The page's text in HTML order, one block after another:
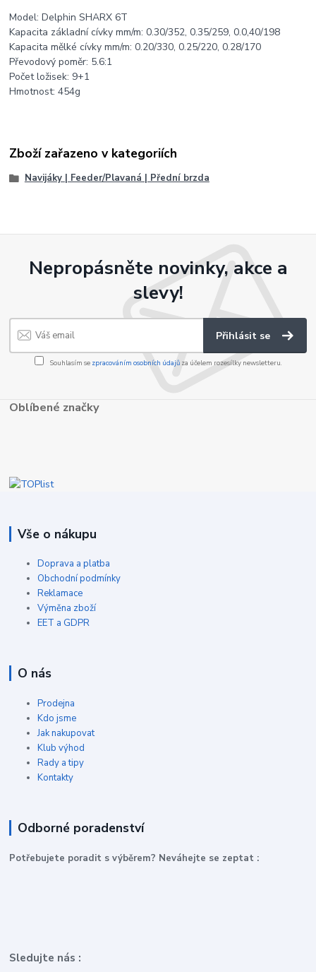
Model: Delphin SHARX 6T
Kapacita základní cívky mm/m: 0.30/352, 0.35/259, 0.0,40/198
Kapacita mělké cívky mm/m: 0.20/330, 0.25/220, 0.28/170
Převodový poměr: 5.6:1
Počet ložisek: 9+1
Hmotnost: 454g
Zboží zařazeno v kategoriích
Navijáky | Feeder/Plavaná | Přední brzda
Nepropásněte novinky, akce a
slevy!
Přihlásit se
Souhlasím se zpracováním osobních údajůza účelem rozesílky newsletteru.
Oblíbené značky
Vše o nákupu
Doprava a platba
Obchodní podmínky
Reklamace
Výměna zboží
EET a GDPR
O nás
Prodejna
Kdo jsme
Jak nakupovat
Klub výhod
Rady a tipy
Kontakty
Odborné poradenství
Potřebujete poradit s výběrem? Neváhejte se zeptat :
Sledujte nás :